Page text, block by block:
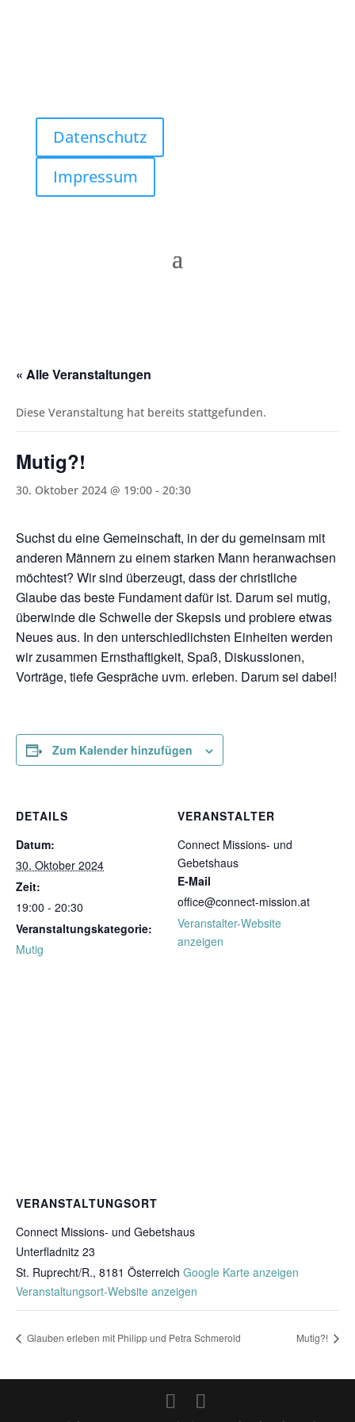
Datenschutz
Impressum
« Alle Veranstaltungen
Diese Veranstaltung hat bereits stattgefunden.
Mutig?!
30. Oktober 2024 @ 19:00 - 20:30
Suchst du eine Gemeinschaft, in der du gemeinsam mit
anderen Männern zu einem starken Mann heranwachsen
möchtest? Wir sind überzeugt, dass der christliche
Glaube das beste Fundament dafür ist. Darum sei mutig,
überwinde die Schwelle der Skepsis und probiere etwas
Neues aus. In den unterschiedlichsten Einheiten werden
wir zusammen Ernsthaftigkeit, Spaß, Diskussionen,
Vorträge, tiefe Gespräche uvm. erleben. Darum sei dabei!
Zum Kalender hinzufügen
DETAILS
Datum:
30. Oktober 2024
Zeit:
19:00 - 20:30
Veranstaltungskategorie:
Mutig
VERANSTALTER
Connect Missions- und
Gebetshaus
E-Mail
office@connect-mission.at
Veranstalter-Website
anzeigen
VERANSTALTUNGSORT
Connect Missions- und Gebetshaus
Unterfladnitz 23
St. Ruprecht/R., 8181 Österreich Google Karte anzeigen
Veranstaltungsort-Website anzeigen
Glauben erleben mit Philipp und Petra Schmerold Mutig?!